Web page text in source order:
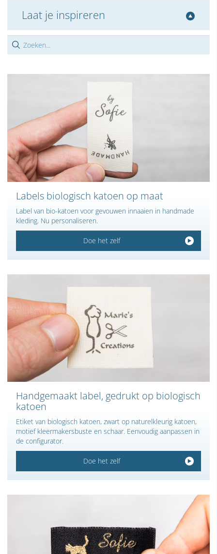
Laat je inspireren
Labels biologisch katoen op maat
Label van bio-katoen voor gevouwen innaaien in handmade
kleding. Nu personaliseren.
Doe het zelf
Handgemaakt label, gedrukt op biologisch
katoen
Etiket van biologisch katoen, zwart op naturelkleurig katoen,
motief kleermakersbuste en schaar. Eenvoudig aanpassen in
de configurator.
Doe het zelf